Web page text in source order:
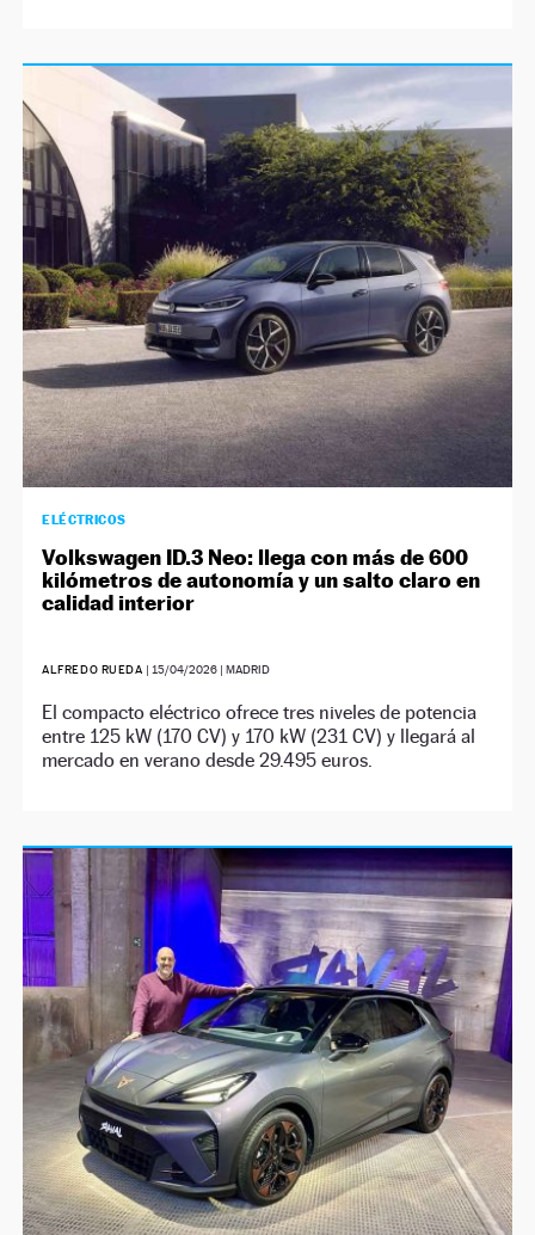
ELÉCTRICOS
Volkswagen ID.3 Neo: llega con más de 600
kilómetros de autonomía y un salto claro en
calidad interior
ALFREDO RUEDA | 15/04/2026| MADRID
El compacto eléctrico ofrece tres niveles de potencia
entre 125 kW (170 CV) y 170 kW (231 CV) y llegará al
mercado en verano desde 29.495 euros.